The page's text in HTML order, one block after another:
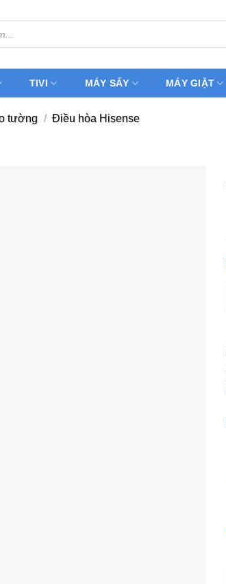
TIVI MÁY SẤY MÁY GIẶT
tường / Điều hòa Hisense